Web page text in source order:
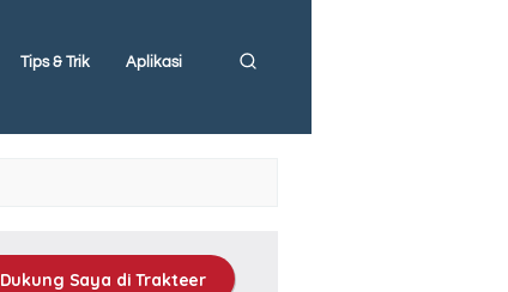
Tips & Trik Aplikasi
Dukung Saya di Trakteer